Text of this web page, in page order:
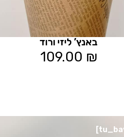
באנץ’ ליזי ורוד
109.00 ₪